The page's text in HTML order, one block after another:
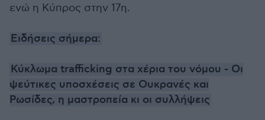
ενώ η Κύπρος στην 17η.
Ειδήσεις σήμερα:
Κύκλωμα trafficking στα χέρια του νόμου - Οι
ψεύτικες υποσχέσεις σε Ουκρανές και
Ρωσίδες, η μαστροπεία κι οι συλλήψεις